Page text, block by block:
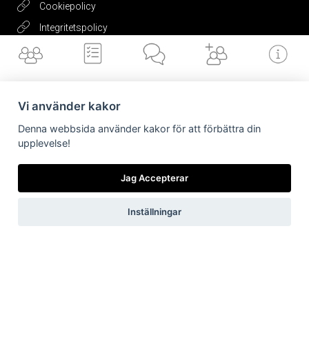
Cookiepolicy
Integritetspolicy
Valvet
Få vårtnyhetsbrev
Jag accepterar vilkoren
Vilka är vi
Vi använder kakor
Denna webbsida använder kakor för att förbättra din
upplevelse!
Jag Accepterar
Inställningar